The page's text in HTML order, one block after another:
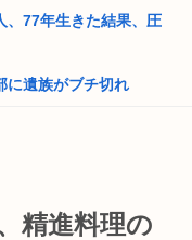
する理由って何？？？
って強い？
、77年生きた結果、圧
に遺族がブチ切れ
んふりしとこ」（動
精進料理の